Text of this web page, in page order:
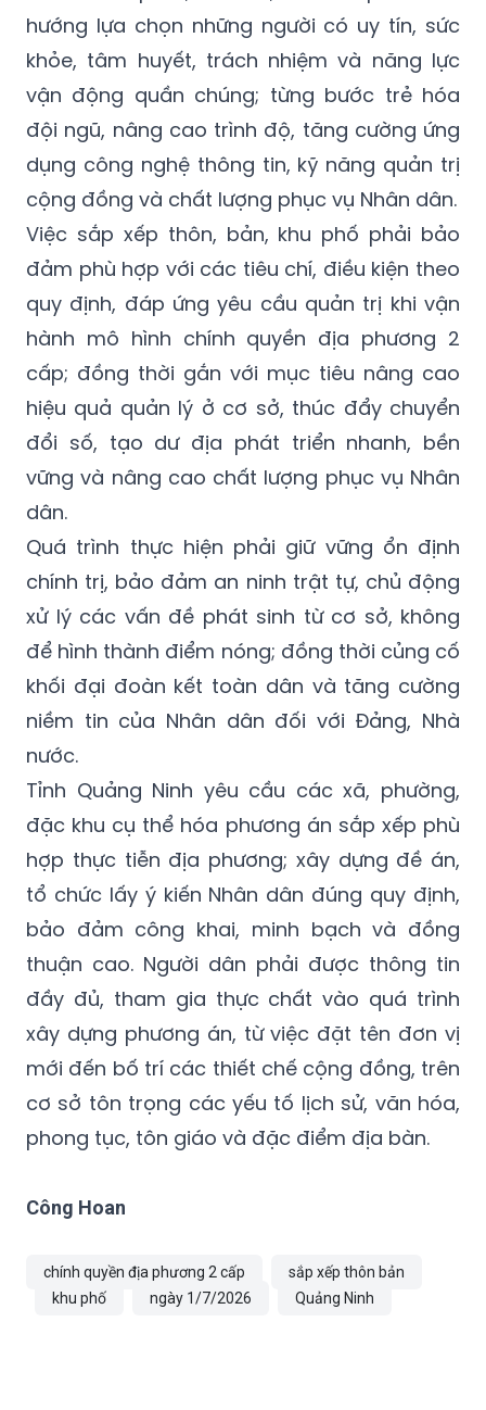
hướng lựa chọn những người có uy tín, sức
khỏe, tâm huyết, trách nhiệm và năng lực
vận động quần chúng; từng bước trẻ hóa
đội ngũ, nâng cao trình độ, tăng cường ứng
dụng công nghệ thông tin, kỹ năng quản trị
cộng đồng và chất lượng phục vụ Nhân dân.
Việc sắp xếp thôn, bản, khu phố phải bảo
đảm phù hợp với các tiêu chí, điều kiện theo
quy định, đáp ứng yêu cầu quản trị khi vận
hành mô hình chính quyền địa phương 2
cấp; đồng thời gắn với mục tiêu nâng cao
hiệu quả quản lý ở cơ sở, thúc đẩy chuyển
đổi số, tạo dư địa phát triển nhanh, bền
vững và nâng cao chất lượng phục vụ Nhân
dân.
Quá trình thực hiện phải giữ vững ổn định
chính trị, bảo đảm an ninh trật tự, chủ động
xử lý các vấn đề phát sinh từ cơ sở, không
để hình thành điểm nóng; đồng thời củng cố
khối đại đoàn kết toàn dân và tăng cường
niềm tin của Nhân dân đối với Đảng, Nhà
nước.
Tỉnh Quảng Ninh yêu cầu các xã, phường,
đặc khu cụ thể hóa phương án sắp xếp phù
hợp thực tiễn địa phương; xây dựng đề án,
tổ chức lấy ý kiến Nhân dân đúng quy định,
bảo đảm công khai, minh bạch và đồng
thuận cao. Người dân phải được thông tin
đầy đủ, tham gia thực chất vào quá trình
xây dựng phương án, từ việc đặt tên đơn vị
mới đến bố trí các thiết chế cộng đồng, trên
cơ sở tôn trọng các yếu tố lịch sử, văn hóa,
phong tục, tôn giáo và đặc điểm địa bàn.
Công Hoan
chính quyền địa phương 2 cấp
sắp xếp thôn bản
khu phố
ngày 1/7/2026 Quảng Ninh